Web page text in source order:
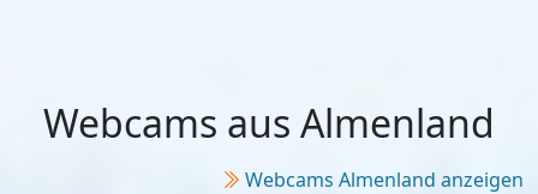
Webcams aus Almenland
Webcams Almenland anzeigen